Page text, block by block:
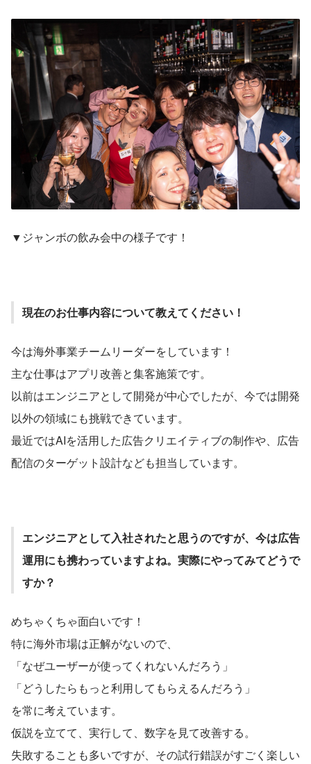
▼ジャンボの飲み会中の様子です！
現在のお仕事内容について教えてください！
今は海外事業チームリーダーをしています！
主な仕事はアプリ改善と集客施策です。
以前はエンジニアとして開発が中心でしたが、今では開発
以外の領域にも挑戦できています。
最近ではAIを活用した広告クリエイティブの制作や、広告
配信のターゲット設計なども担当しています。
エンジニアとして入社されたと思うのですが、今は広告
運用にも携わっていますよね。実際にやってみてどうで
すか？
めちゃくちゃ面白いです！
特に海外市場は正解がないので、
「なぜユーザーが使ってくれないんだろう」
「どうしたらもっと利用してもらえるんだろう」
を常に考えています。
仮説を立てて、実行して、数字を見て改善する。
失敗することも多いですが、その試行錯誤がすごく楽しい